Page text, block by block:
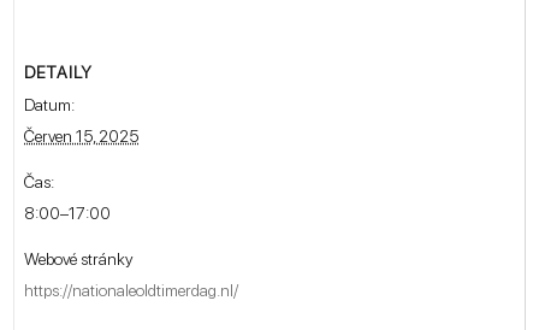
DETAILY
Datum:
Červen 15, 2025
Čas:
8:00–17:00
Webové stránky
https://nationaleoldtimerdag.nl/